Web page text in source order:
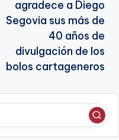
agradece a Diego
Segovia sus más de
40 años de
divulgación de los
bolos cartageneros